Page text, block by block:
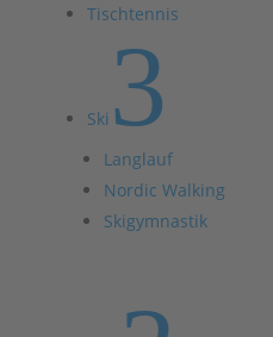
Tischtennis
Ski 3
Langlauf
Nordic Walking
Skigymnastik